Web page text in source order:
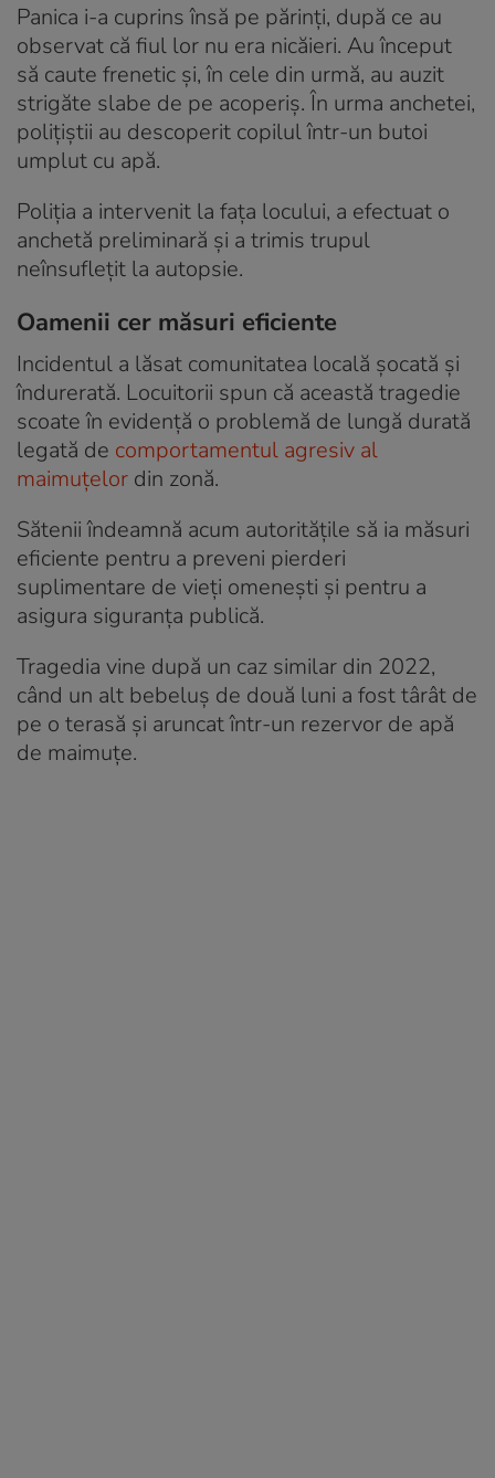
Panica i-a cuprins însă pe părinți, după ce au
observat că fiul lor nu era nicăieri. Au început
să caute frenetic și, în cele din urmă, au auzit
strigăte slabe de pe acoperiș. În urma anchetei,
polițiștii au descoperit copilul într-un butoi
umplut cu apă.
Poliția a intervenit la fața locului, a efectuat o
anchetă preliminară și a trimis trupul
neînsuflețit la autopsie.
Oamenii cer măsuri eficiente
Incidentul a lăsat comunitatea locală șocată și
îndurerată. Locuitorii spun că această tragedie
scoate în evidență o problemă de lungă durată
legată de comportamentul agresiv al
maimuțelor din zonă.
Sătenii îndeamnă acum autoritățile să ia măsuri
eficiente pentru a preveni pierderi
suplimentare de vieți omenești și pentru a
asigura siguranța publică.
Tragedia vine după un caz similar din 2022,
când un alt bebeluș de două luni a fost târât de
pe o terasă și aruncat într-un rezervor de apă
de maimuțe.